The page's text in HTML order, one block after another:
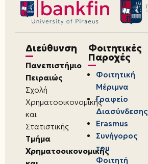
Διεύθυνση
Πανεπιστήμιο
Πειραιώς
Σχολή
Χρηματοοικονομικής
και
Στατιστικής
Τμήμα
Χρηματοοικονομικής
Φοιτητικές
Παροχές
Φοιτητική
Μέριμνα
Γραφείο
Διασύνδεσης
Erasmus
Συνήγορος
του
Φοιτητή